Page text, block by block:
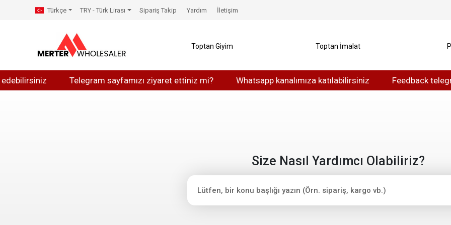
Telegram sayfamızı ziyaret ettiniz mi? Whatsapp kanalımıza katılabilirsiniz Feedback
Türkçe TRY - Türk Lirası Sipariş Takip Yardım İletişim
Toptan Giyim Toptan İmalat
Size Nasıl Yardımcı Olabiliriz?